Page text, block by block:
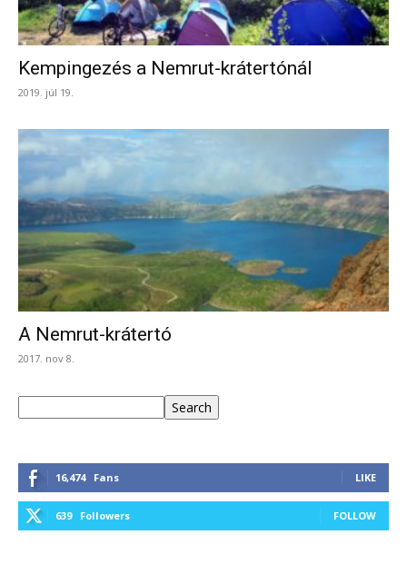
Kempingezés a Nemrut-krátertónál
2019. júl 19.
A Nemrut-krátertó
2017. nov 8.
Search
16,474 Fans LIKE
639 Followers FOLLOW